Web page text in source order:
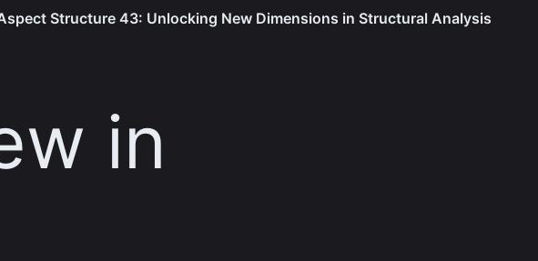
Structure 43: Unlocking New Dimensions in Structural Analysis
in